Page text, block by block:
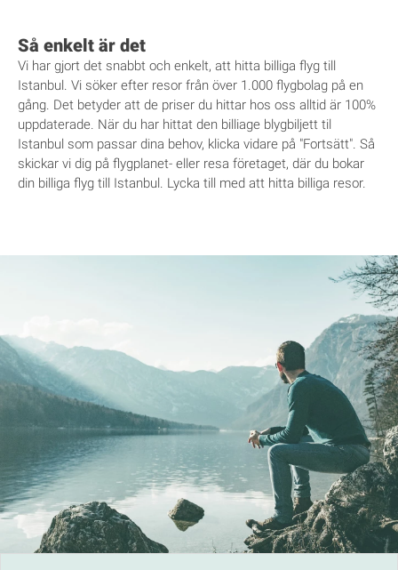
Så enkelt är det
Vi har gjort det snabbt och enkelt, att hitta billiga flyg till
Istanbul. Vi söker efter resor från över 1.000 flygbolag på en
gång. Det betyder att de priser du hittar hos oss alltid är 100%
uppdaterade. När du har hittat den billiage blygbiljett til
Istanbul som passar dina behov, klicka vidare på "Fortsätt". Så
skickar vi dig på flygplanet- eller resa företaget, där du bokar
din billiga flyg till Istanbul. Lycka till med att hitta billiga resor.